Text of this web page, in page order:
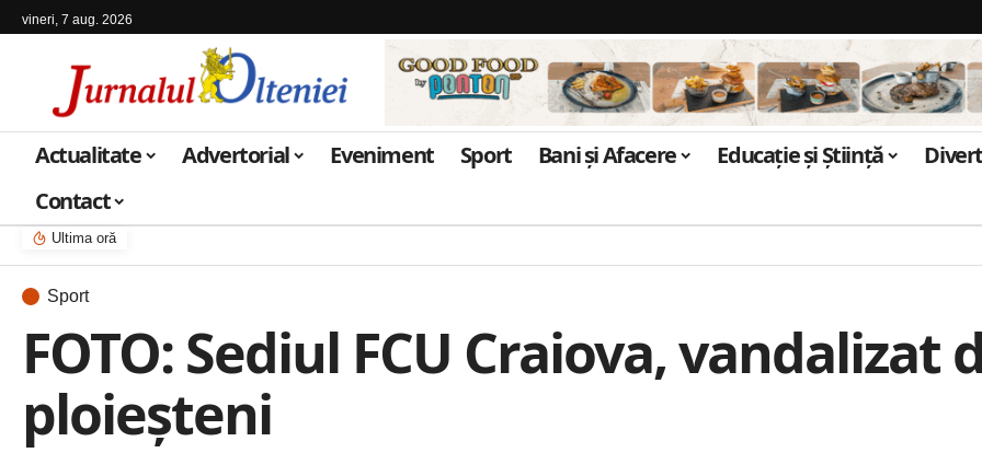
vineri, 7 aug. 2026
Actualitate Advertorial Eveniment Sport Bani și Afacere Educație și Știință
Contact
Ultima oră
Sport
FOTO: Sediul FCU Craiova,
ploieșteni